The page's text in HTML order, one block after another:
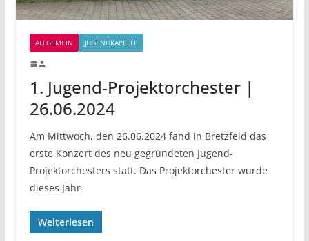
ALLGEMEIN JUGENDKAPELLE
1. Jugend-Projektorchester |
26.06.2024
Am Mittwoch, den 26.06.2024 fand in Bretzfeld das
erste Konzert des neu gegründeten Jugend-
Projektorchesters statt. Das Projektorchester wurde
dieses Jahr
Weiterlesen